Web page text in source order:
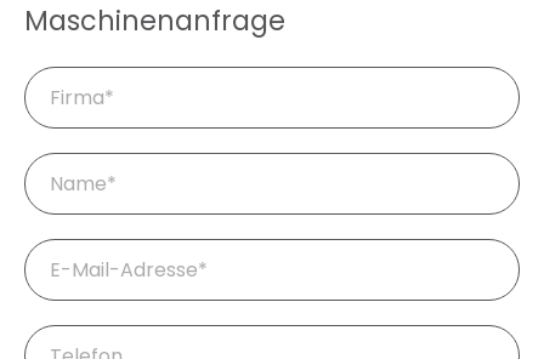
Maschinenanfrage
Firma
Pflichtfeld
Name
Pflichtfeld
E-
Mail*
Telefon